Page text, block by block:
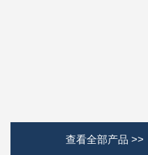
查看全部产品 >>